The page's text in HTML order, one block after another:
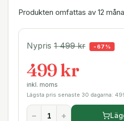
Produkten omfattas av 12
Nypris 1 499kr - 67 %
499 kr
inkl. moms
Lägsta pris senaste 30 dagarna:
− +